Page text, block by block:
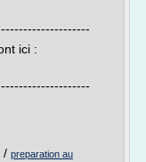
ici :
/ preparation au